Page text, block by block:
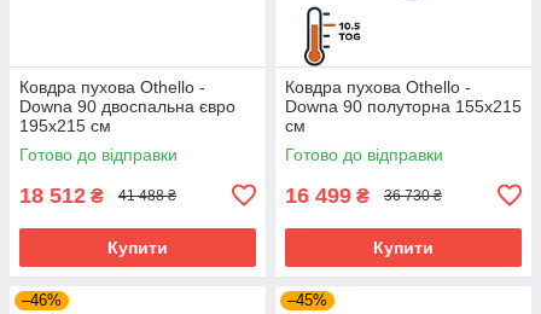
Ковдра пухова Othello -
Downa 90 двоспальна євро
195х215 см
Готово до відправки
18 512 ₴ 41 488 ₴
Купити
Ковдра пухова Othello -
Downa 90 полуторна 155х215
см
Готово до відправки
16 499 ₴ 36 730 ₴
Купити
–46% –45%